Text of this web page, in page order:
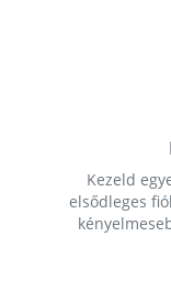
Kezeld
elsődleges